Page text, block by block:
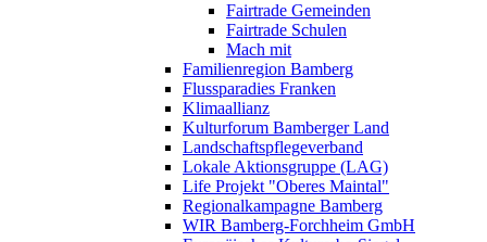
Fairtrade Gemeinden
Fairtrade Schulen
Mach mit
Familienregion Bamberg
Flussparadies Franken
Klimaallianz
Kulturforum Bamberger Land
Landschaftspflegeverband
Lokale Aktionsgruppe (LAG)
Life Projekt "Oberes Maintal"
Regionalkampagne Bamberg
WIR Bamberg-Forchheim GmbH